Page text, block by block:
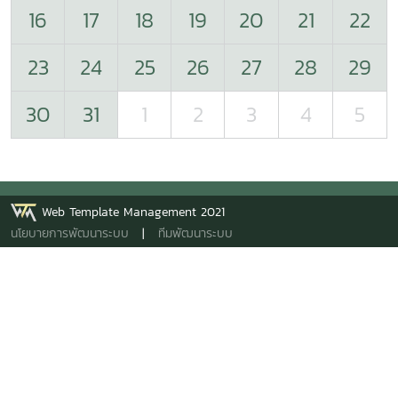
16
17 18 19 20 21
22
23
24 25 26 27 28
29
30
31 1 2 3 4 5
Web Template Management 2021
นโยบายการพัฒนาระบบ | ทีมพัฒนาระบบ